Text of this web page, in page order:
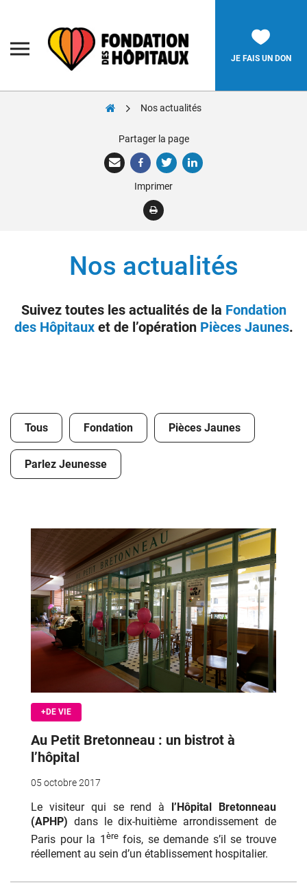
des
Hôpitaux
JE FAIS UN DON
Nos réalisations
Nous soutenir
Presse
Nos actualités
Partager la page
Imprimer
Nos actualités
Suivez toutes les actualités de la Fondation
des Hôpitauxet de l’opération Pièces Jaunes.
Tous Fondation Pièces Jaunes
Parlez Jeunesse
+DE VIE
Au Petit Bretonneau : un bistrot à
l’hôpital
05 octobre 2017
Le visiteur qui se rend à l’Hôpital Bretonneau
(APHP) dans le dix-huitième arrondissement de
Paris pour la 1 èrefois, se demande s’il se trouve
réellement au sein d’un établissement hospitalier.